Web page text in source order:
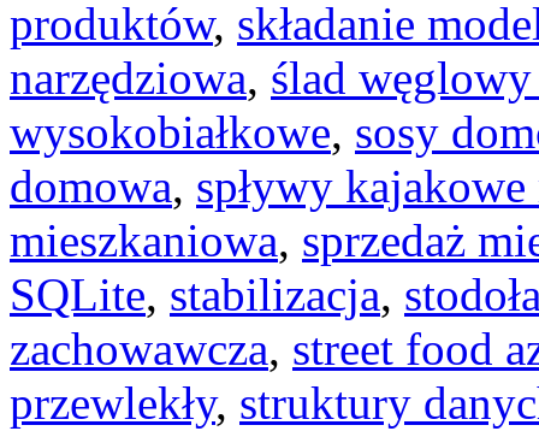
produktów, składanie
narzędziowa, ślad
wysokobiałkowe, sosy
domowa, spływy
mieszkaniowa, sprzedaż
SQLite, stabilizacja,
zachowawcza, street food
przewlekły, struktury